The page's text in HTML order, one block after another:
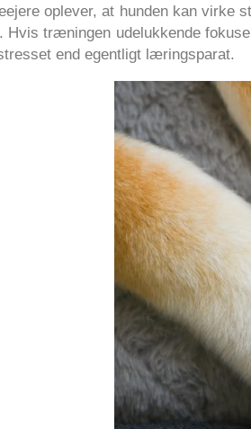
oplever, at hunden kan
Hvis træningen udelukkende
end egentligt læringsparat.